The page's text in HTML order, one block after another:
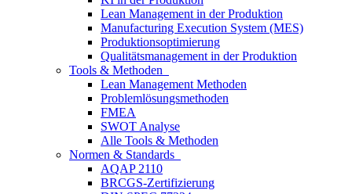
Lean Management in der Produktion
Manufacturing Execution System (MES)
Produktionsoptimierung
Qualitätsmanagement in der Produktion
Tools & Methoden
Lean Management Methoden
Problemlösungsmethoden
FMEA
SWOT Analyse
Alle Tools & Methoden
Normen & Standards
AQAP 2110
BRCGS-Zertifizierung